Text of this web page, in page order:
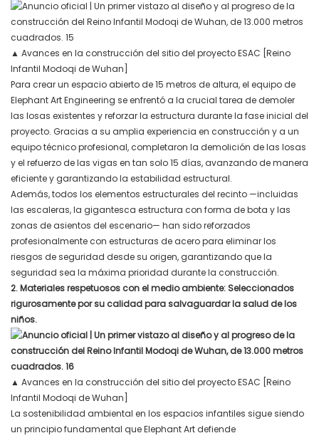
▲ Avances en la construcción del sitio del proyecto ESAC [Reino
Infantil Modoqi de Wuhan]
Para crear un espacio abierto de 15 metros de altura, el equipo de
Elephant Art Engineering se enfrentó a la crucial tarea de demoler
las losas existentes y reforzar la estructura durante la fase inicial del
proyecto. Gracias a su amplia experiencia en construcción y a un
equipo técnico profesional, completaron la demolición de las losas
y el refuerzo de las vigas en tan solo 15 días, avanzando de manera
eficiente y garantizando la estabilidad estructural.
Además, todos los elementos estructurales del recinto —incluidas
las escaleras, la gigantesca estructura con forma de bota y las
zonas de asientos del escenario— han sido reforzados
profesionalmente con estructuras de acero para eliminar los
riesgos de seguridad desde su origen, garantizando que la
seguridad sea la máxima prioridad durante la construcción.
2. Materiales respetuosos con el medio ambiente: Seleccionados
rigurosamente por su calidad para salvaguardar la salud de los
niños.
▲ Avances en la construcción del sitio del proyecto ESAC [Reino
Infantil Modoqi de Wuhan]
La sostenibilidad ambiental en los espacios infantiles sigue siendo
un principio fundamental que Elephant Art defiende